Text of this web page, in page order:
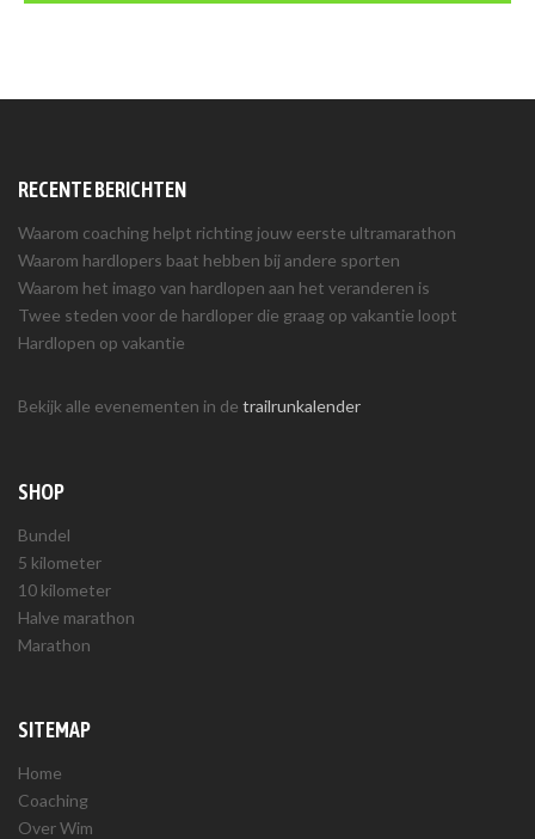
RECENTE BERICHTEN
Waarom coaching helpt richting jouw eerste ultramarathon
Waarom hardlopers baat hebben bij andere sporten
Waarom het imago van hardlopen aan het veranderen is
Twee steden voor de hardloper die graag op vakantie loopt
Hardlopen op vakantie
Bekijk alle evenementen in de trailrunkalender
SHOP
Bundel
5 kilometer
10 kilometer
Halve marathon
Marathon
SITEMAP
Home
Coaching
Over Wim